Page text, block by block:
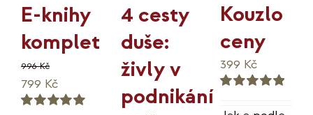
E-knihy
komplet
996Kč
Původní
cena
799 Kč
cena
4 cesty
duše:
živly v
podnikání
Kouzlo
ceny
5.00 z 5
399 Kč